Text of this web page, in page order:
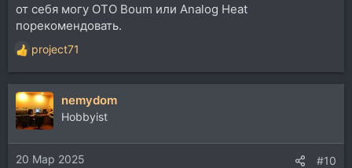
от себя могу ОТО Boum или Analog Heat
порекомендовать.
Р
е
а
к
ц
и
и
:
project71
nemydom
Hobbyist
20 Мар 2025 #10